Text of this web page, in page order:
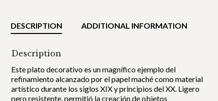
DESCRIPTION ADDITIONAL INFORMATION
Description
Este plato decorativo es un magnífico ejemplo del
refinamiento alcanzado por el papel maché como material
artístico durante los siglos XIX y principios del XX. Ligero
pero resistente, permitió la creación de objetos